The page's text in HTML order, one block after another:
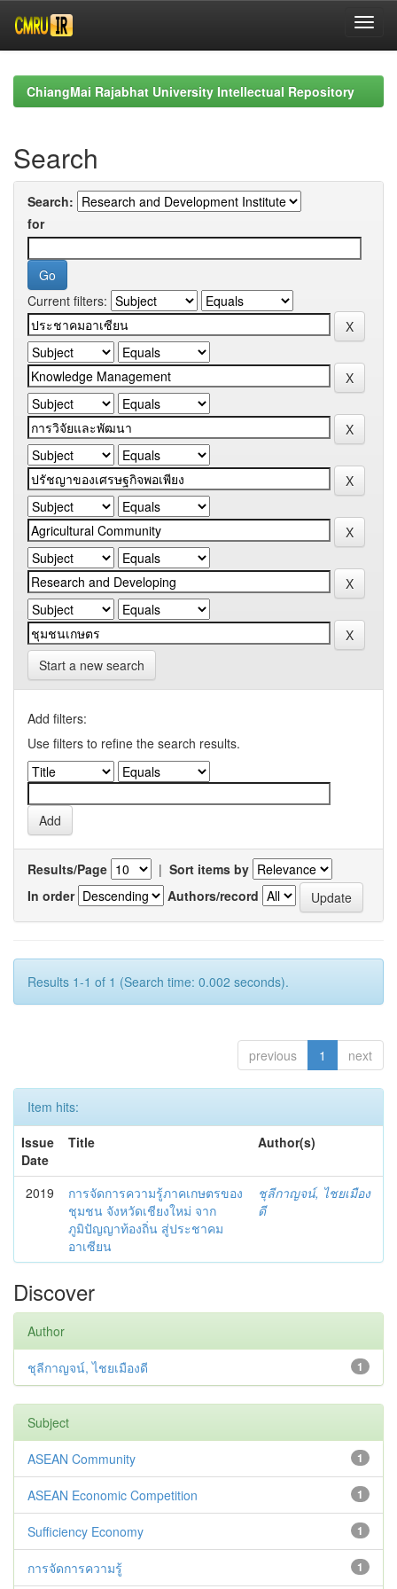
navigationChiangMai Rajabhat University Intellectual Repository
Search
Search:
for
Current filters:
Start a new search
Add filters:
Use filters to refine the search results.
Results/Page | Sort items by
In order
Authors/record
Results 1-1 of 1 (Search time: 0.002 seconds).
previous 1 next
Item hits:
Issue
Date
Title Author(s)
2019
การจัดการความรู้ภาคเกษตรของ
ชุมชน จังหวัดเชียงใหม่ จาก
ภูมิปัญญาท้องถิ่น สู่ประชาคม
อาเซียน
ชุลีกาญจน์, ไชยเมือง
ดี
Discover
Author
1
ชุลีกาญจน์, ไชยเมืองดี
Subject
1
ASEAN Community
1
ASEAN Economic Competition
1
Sufficiency Economy
1
การจัดการความรู้